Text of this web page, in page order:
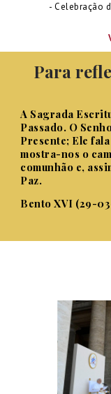
- Celebração
Para
A Sagrada
Passado. O
Presente; Ele
mostra-nos o
comunhão e,
Paz.
Bento XVI (29-